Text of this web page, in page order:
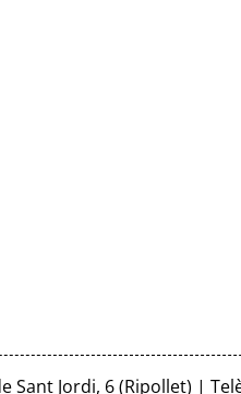
Sant Jordi, 6 (Ripollet) |